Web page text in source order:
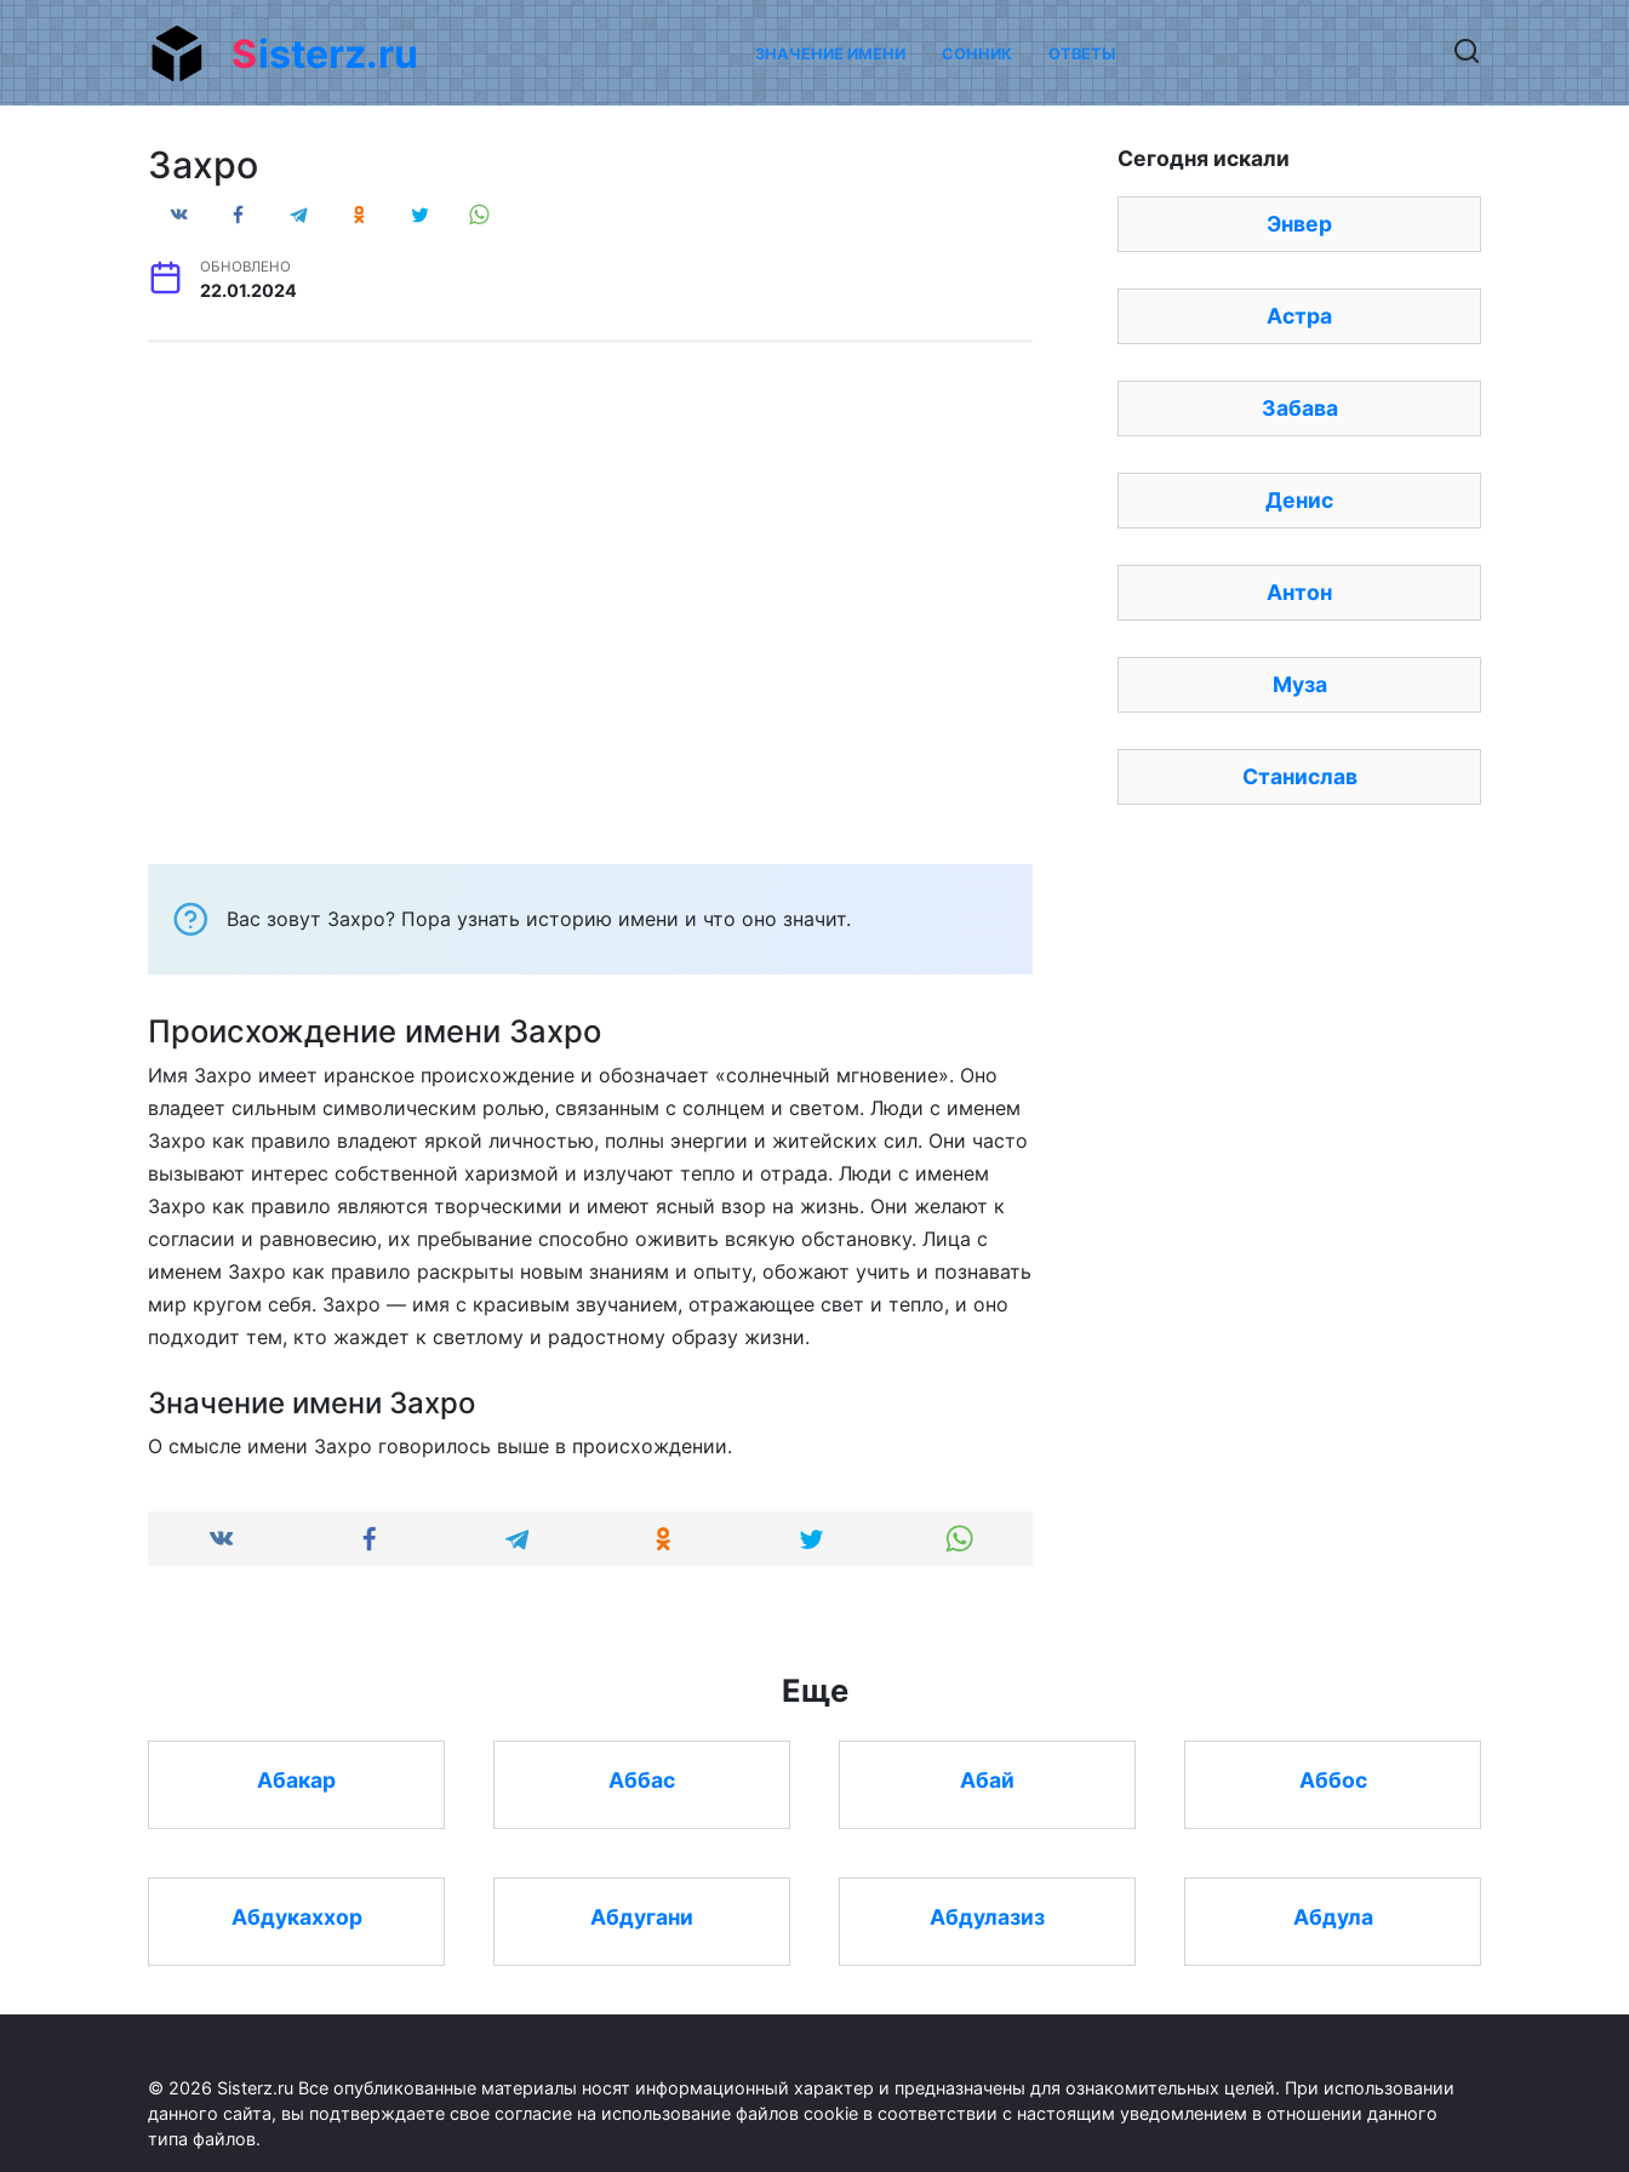
Перейти
к
содержанию
Sisterz.ru ЗНАЧЕНИЕ ИМЕНИ СОННИК ОТВЕТЫ
Захро
ОБНОВЛЕНО
22.01.2024
Вас зовут Захро? Пора узнать историю имени и что оно значит.
Происхождение имени Захро
Имя Захро имеет иранское происхождение и обозначает «солнечный мгновение». Оно
владеет сильным символическим ролью, связанным с солнцем и светом. Люди с именем
Захро как правило владеют яркой личностью, полны энергии и житейских сил. Они часто
вызывают интерес собственной харизмой и излучают тепло и отрада. Люди с именем
Захро как правило являются творческими и имеют ясный взор на жизнь. Они желают к
согласии и равновесию, их пребывание способно оживить всякую обстановку. Лица с
именем Захро как правило раскрыты новым знаниям и опыту, обожают учить и познавать
мир кругом себя. Захро — имя с красивым звучанием, отражающее свет и тепло, и оно
подходит тем, кто жаждет к светлому и радостному образу жизни.
Значение имени Захро
О смысле имени Захро говорилось выше в происхождении.
Сегодня искали
Энвер
Астра
Забава
Денис
Антон
Муза
Станислав
Еще
Абакар Аббас Абай Аббос
Абдукаххор Абдугани Абдулазиз Абдула
© 2026 Sisterz.ru Все опубликованные материалы носят информационный характер и предназначены для ознакомительных целей. При использовании
данного сайта, вы подтверждаете свое согласие на использование файлов cookie в соответствии с настоящим уведомлением в отношении данного
типа файлов.